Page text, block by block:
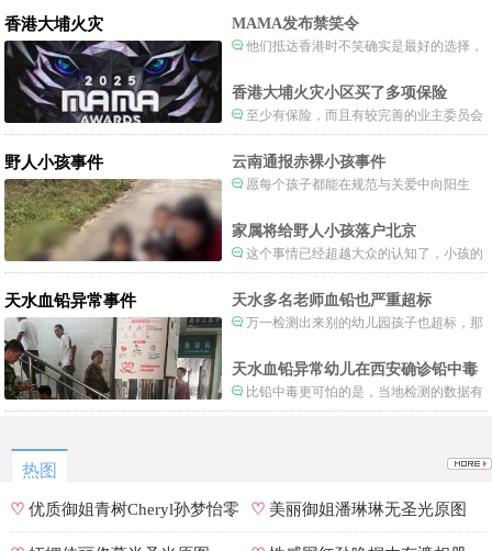
香港大埔火灾 MAMA发布禁笑令
他们抵达香港时不笑确实是最好的选择，
一种保护吧。
香港大埔火灾小区买了多项保险
至少有保险，而且有较完善的业主委员会
制度。
野人小孩事件 云南通报赤裸小孩事件
愿每个孩子都能在规范与关爱中向阳生
家属将给野人小孩落户北京
这个事情已经超越大众的认知了，小孩的
形体和状态已经畸形了，得尽快送医。
天水血铅异常事件 天水多名老师血铅也严重超标
万一检测出来别的幼儿园孩子也超标，那
天水血铅异常幼儿在西安确诊铅中毒
比铅中毒更可怕的是，当地检测的数据有
可能被造假。
热图
♡优质御姐青树Cheryl孙梦怡零 ♡ 美丽御姐潘琳琳无圣光原图